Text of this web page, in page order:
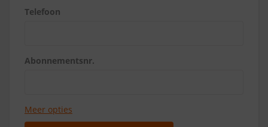
Telefoon
Abonnementsnr.
Meer opties